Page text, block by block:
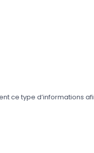
ce type d’informations